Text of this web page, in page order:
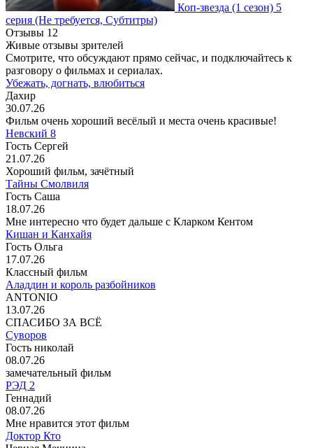
Коп-звезда (1 сезон) 5
серия (Не требуется, Субтитры)
Отзывы 12
Живые отзывы зрителей
Смотрите, что обсуждают прямо сейчас, и подключайтесь к
разговору о фильмах и сериалах.
Убежать, догнать, влюбиться
Дахир
30.07.26
Фильм очень хороший весёлый и места очень красивые!
Невский 8
Гость Сергей
21.07.26
Хороший фильм, зачётный
Тайны Смолвиля
Гость Саша
18.07.26
Мне интересно что будет дальше с Кларком Кентом
Кишан и Канхайя
Гость Ольга
17.07.26
Классный фильм
Аладдин и король разбойников
ANTONIO
13.07.26
СПАСИБО ЗА ВСЁ
Суворов
Гость николай
08.07.26
замечательный фильм
РЭД 2
Геннадий
08.07.26
Мне нравится этот фильм
Доктор Кто